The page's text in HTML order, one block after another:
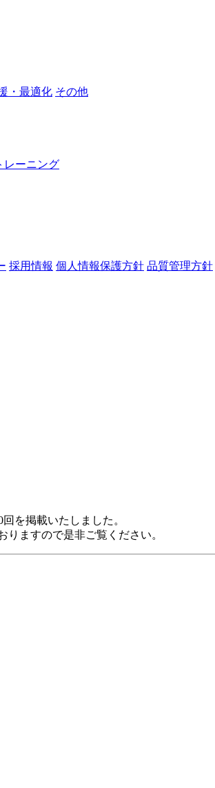
・最適化 その他
レーニング
採用情報 個人情報保護方針 品質管理方針
を掲載いたしました。
ますので是非ご覧ください。